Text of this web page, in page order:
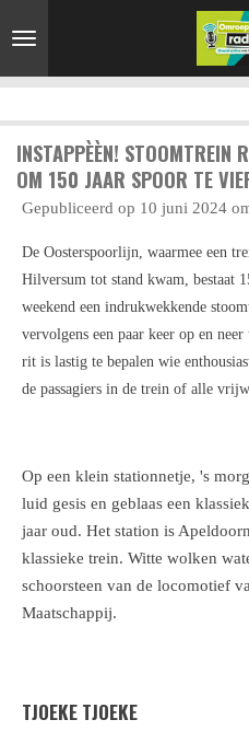
direct
naar
INSTAPPÈÈN! STOOMTREIN
OM 150 JAAR SPOOR TE
Gepubliceerd op 10 juni 2024
De Oosterspoorlijn, waarmee een
Hilversum tot stand kwam, bestaat
weekend een indrukwekkende
vervolgens een paar keer op en
rit is lastig te bepalen wie
de passagiers in de trein of alle
Op een klein stationnetje, 's
luid gesis en geblaas een
jaar oud. Het station is
klassieke trein. Witte wolken
schoorsteen van de locomotief
Maatschappij.
TJOEKE TJOEKE